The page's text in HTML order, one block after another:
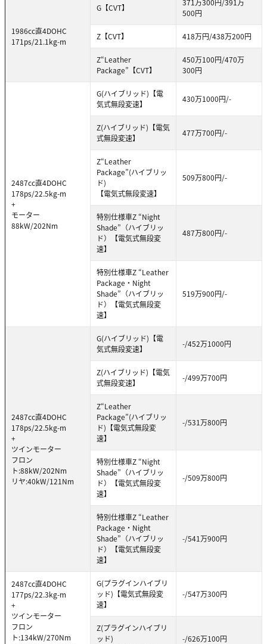
1986cc直4DOHC
171ps/21.1kg-m
G【CVT】
371万300円/391万
500円
Z【CVT】 418万円/438万200円
Z“Leather
Package”【CVT】
450万100円/470万
300円
2487cc直4DOHC
178ps/22.5kg-m
+
モーター
88kW/202Nm
G(ハイブリッド)【電
気式無段変速】
430万1000円/-
Z(ハイブリッド)【電気
式無段変速】
477万700円/-
Z“Leather
Package”(ハイブリッ
ド)
【電気式無段変速】
509万800円/-
特別仕様車Z “Night
Shade”（ハイブリッ
ド）【電気式無段変
速】
487万800円/-
特別仕様車Z “Leather
Package・Night
Shade”（ハイブリッ
ド）【電気式無段変
速】
519万900円/-
2487cc直4DOHC
178ps/22.5kg-m
+
ツインモーター
フロン
ト:88kW/202Nm
リヤ:40kW/121Nm
G(ハイブリッド)【電
気式無段変速】
-/452万1000円
Z(ハイブリッド)【電気
式無段変速】
-/499万700円
Z“Leather
Package”(ハイブリッ
ド)【電気式無段変
速】
-/531万800円
特別仕様車Z “Night
Shade”（ハイブリッ
ド）【電気式無段変
速】
-/509万800円
特別仕様車Z “Leather
Package・Night
Shade”（ハイブリッ
ド）【電気式無段変
速】
-/541万900円
2487cc直4DOHC
177ps/22.3kg-m
+
ツインモーター
フロン
ト:134kW/270Nm
G(プラグインハイブリ
ッド)【電気式無段変
速】
-/547万300円
Z(プラグインハイブリ
ッド)
-/626万100円